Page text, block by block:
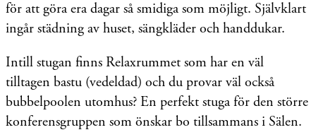
för att göra era dagar så smidiga som möjligt. Självklart
ingår städning av huset, sängkläder och handdukar.
Intill stugan finns Relaxrummet som har en väl
tilltagen bastu (vedeldad) och du provar väl också
bubbelpoolen utomhus? En perfekt stuga för den större
konferensgruppen som önskar bo tillsammans i Sälen.